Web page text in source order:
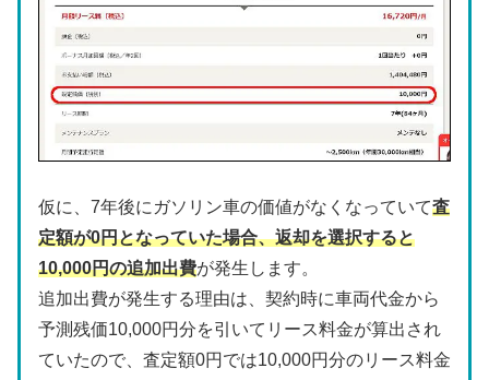
仮に、7年後にガソリン車の価値がなくなっていて査
定額が0円となっていた場合、返却を選択すると
10,000円の追加出費が発生します。
追加出費が発生する理由は、契約時に車両代金から
予測残価10,000円分を引いてリース料金が算出され
ていたので、査定額0円では10,000円分のリース料金